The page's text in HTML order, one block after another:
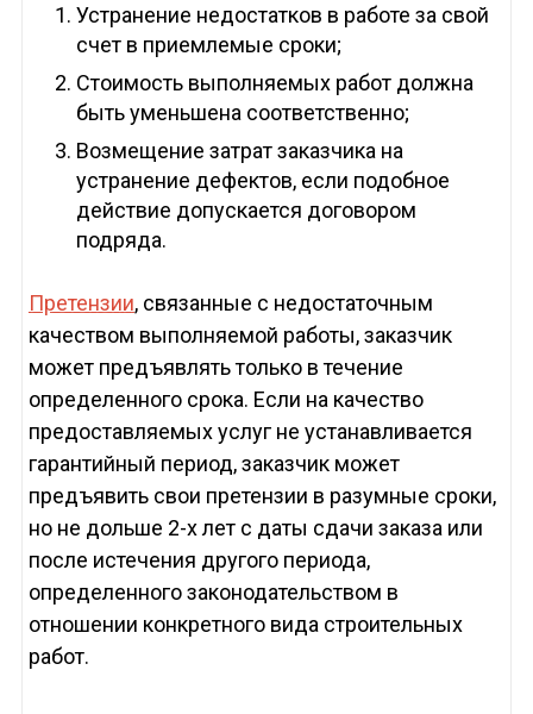
Устранение недостатков в работе за свой
счет в приемлемые сроки;
Стоимость выполняемых работ должна
быть уменьшена соответственно;
Возмещение затрат заказчика на
устранение дефектов, если подобное
действие допускается договором
подряда.
Претензии, связанные с недостаточным
качеством выполняемой работы, заказчик
может предъявлять только в течение
определенного срока. Если на качество
предоставляемых услуг не устанавливается
гарантийный период, заказчик может
предъявить свои претензии в разумные сроки,
но не дольше 2-х лет с даты сдачи заказа или
после истечения другого периода,
определенного законодательством в
отношении конкретного вида строительных
работ.